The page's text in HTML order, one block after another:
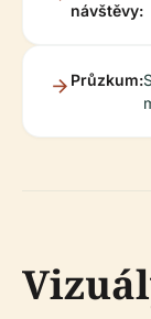
návštěvy:
Průzkum: